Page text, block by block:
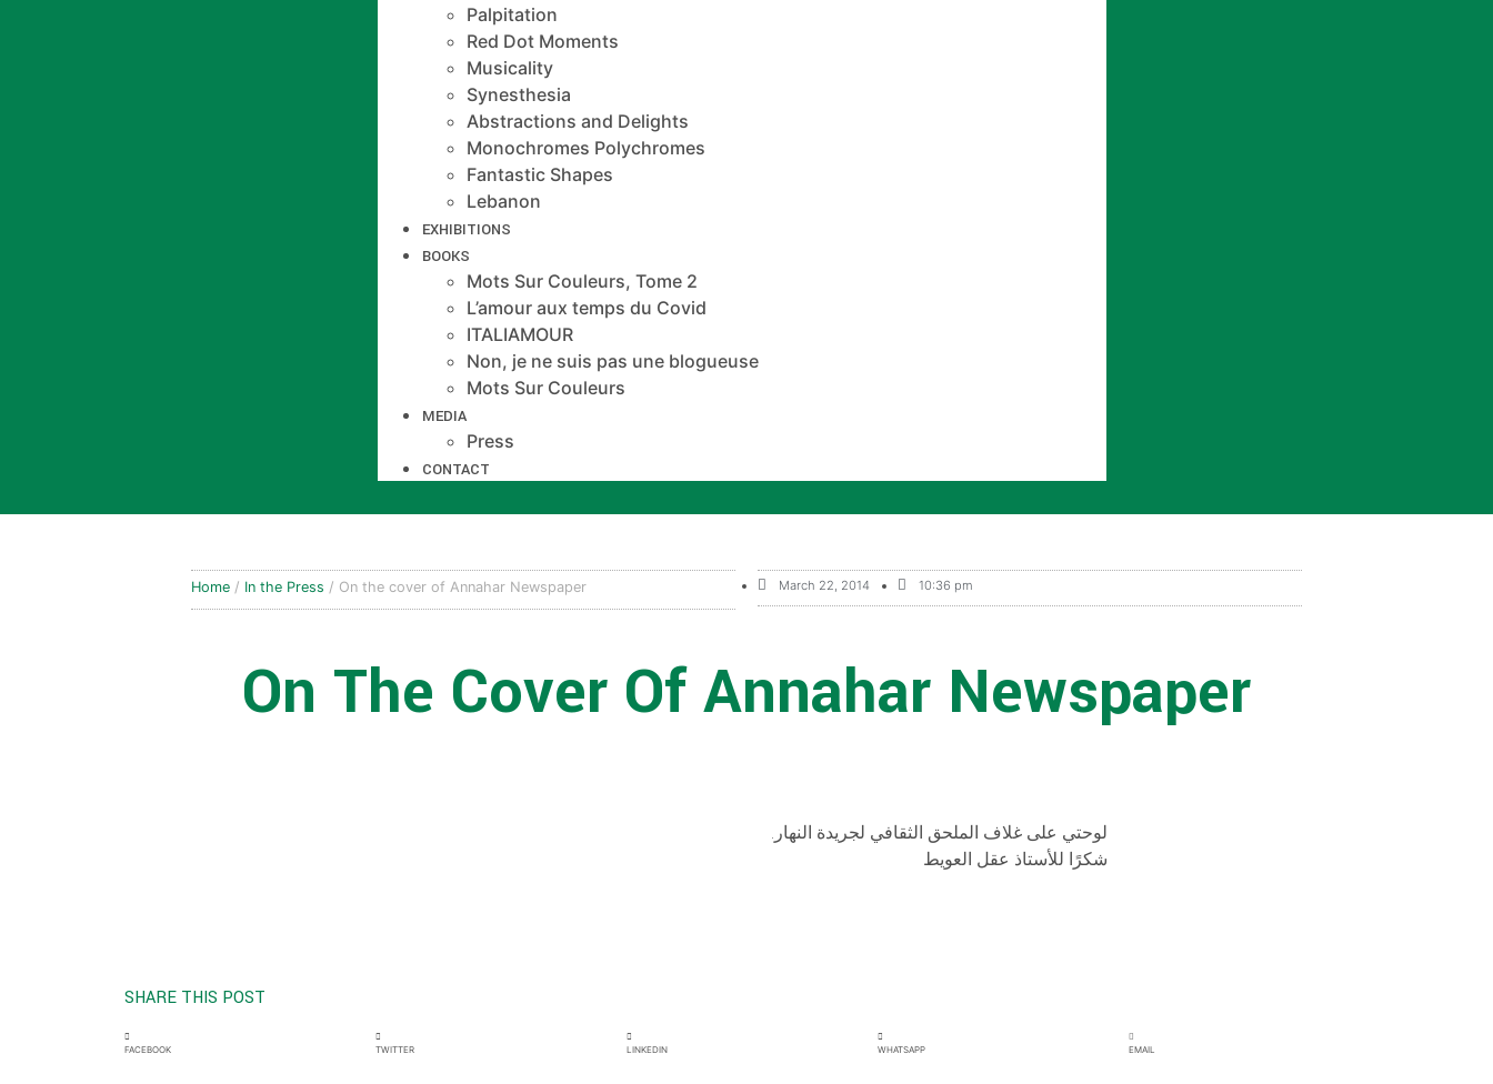
Palpitation
Red Dot Moments
Musicality
Synesthesia
Abstractions and Delights
Monochromes Polychromes
Fantastic Shapes
Lebanon
EXHIBITIONS
BOOKS
Mots Sur Couleurs, Tome 2
L’amour aux temps du Covid
ITALIAMOUR
Non, je ne suis pas une blogueuse
Mots Sur Couleurs
MEDIA
Press
CONTACT
Home / In the Press / On the cover of Annahar Newspaper March 22, 2014 10:36 pm
On The Cover Of Annahar Newspaper
لوحتي على غلاف الملحق الثقافي لجريدة النهار.
شكرًا للأستاذ عقل العويط
SHARE THIS POST
FACEBOOK TWITTER LINKEDIN WHATSAPP EMAIL